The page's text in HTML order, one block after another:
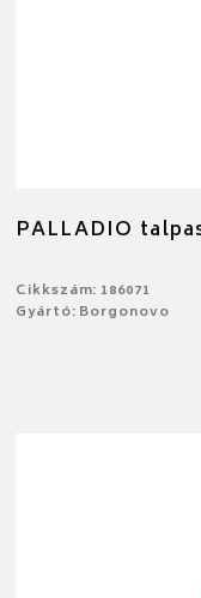
PALLADIO
Cikkszám: 186071
Gyártó: Borgonovo